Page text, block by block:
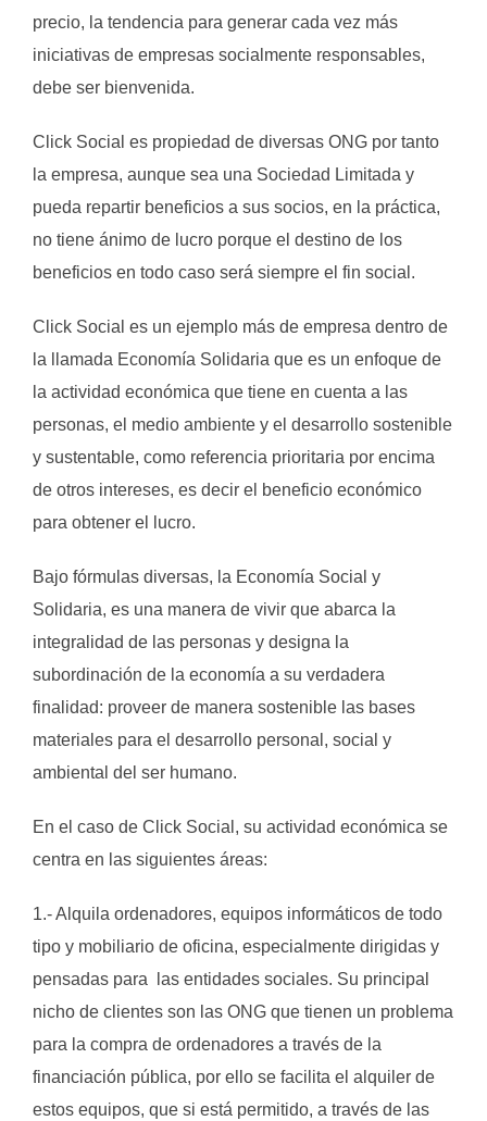
precio, la tendencia para generar cada vez más
iniciativas de empresas socialmente responsables,
debe ser bienvenida.
Click Social es propiedad de diversas ONG por tanto
la empresa, aunque sea una Sociedad Limitada y
pueda repartir beneficios a sus socios, en la práctica,
no tiene ánimo de lucro porque el destino de los
beneficios en todo caso será siempre el fin social.
Click Social es un ejemplo más de empresa dentro de
la llamada Economía Solidaria que es un enfoque de
la actividad económica que tiene en cuenta a las
personas, el medio ambiente y el desarrollo sostenible
y sustentable, como referencia prioritaria por encima
de otros intereses, es decir el beneficio económico
para obtener el lucro.
Bajo fórmulas diversas, la Economía Social y
Solidaria, es una manera de vivir que abarca la
integralidad de las personas y designa la
subordinación de la economía a su verdadera
finalidad: proveer de manera sostenible las bases
materiales para el desarrollo personal, social y
ambiental del ser humano.
En el caso de Click Social, su actividad económica se
centra en las siguientes áreas:
1.- Alquila ordenadores, equipos informáticos de todo
tipo y mobiliario de oficina, especialmente dirigidas y
pensadas para las entidades sociales. Su principal
nicho de clientes son las ONG que tienen un problema
para la compra de ordenadores a través de la
financiación pública, por ello se facilita el alquiler de
estos equipos, que si está permitido, a través de las